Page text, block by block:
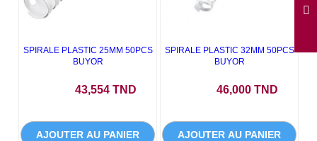
SPIRALE PLASTIC 25MM 50PCS
BUYOR
43,554 TND
AJOUTER AU PANIER
SPIRALE PLASTIC 32MM 50PCS
BUYOR
46,000 TND
AJOUTER AU PANIER